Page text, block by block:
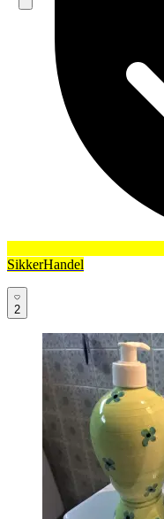
SikkerHandel
2